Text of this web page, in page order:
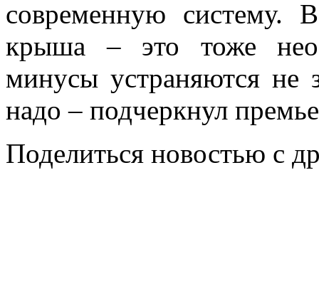
современную систему.
крыша – это тоже
минусы устраняются не
надо – подчеркнул
Поделиться новостью с